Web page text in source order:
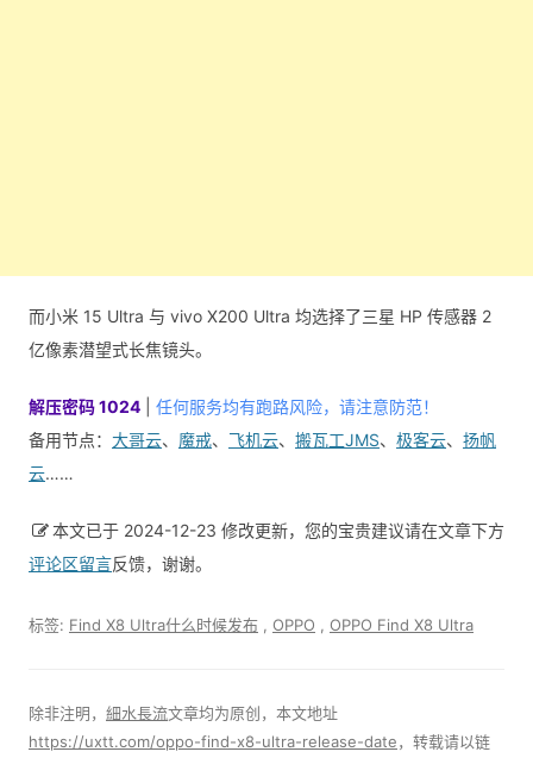
而小米 15 Ultra 与 vivo X200 Ultra 均选择了三星 HP 传感器 2
亿像素潜望式长焦镜头。
解压密码 1024
任何服务均有跑路风险，请注意防范！
备用节点： 大哥云、 魔戒、 飞机云、 搬瓦工JMS、 极客云、 扬帆
云……
本文已于 2024-12-23 修改更新，您的宝贵建议请在文章下方
评论区留言反馈，谢谢。
标签: Find X8 Ultra什么时候发布 OPPO OPPO Find X8 Ultra
除非注明， 細水長流文章均为原创，本文地址
https://uxtt.com/oppo-find-x8-ultra-release-date，转载请以链